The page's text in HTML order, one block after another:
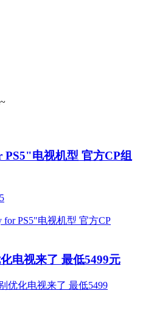
电视机型 官方CP组
电视来了 最低5499元